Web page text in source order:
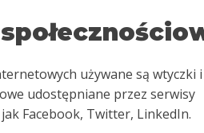
używane są wtyczki
udostępniane przez serwisy
Facebook, Twitter, LinkedIn.